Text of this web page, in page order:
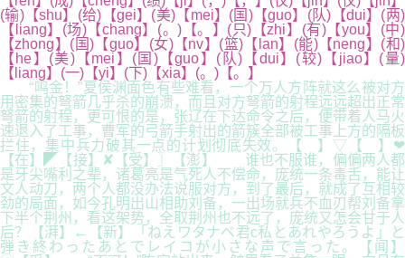
(输)【shu】(给)【gei】(美)【mei】(国)【guo】(队)【dui】(两)
【liang】(场)【chang】(。)【。】(只)【zhi】(有)【you】(中)
【zhong】(国)【guo】(女)【nv】(篮)【lan】(能)【neng】(和)
【he】(美)【mei】(国)【guo】(队)【dui】(较)【jiao】(量)
【liang】(一)【yi】(下)【xia】(。)【。】
“鸣金！”夏侯渊面色有些难看，一个万人方阵就这么被对方
用密集的弩箭几乎杀的崩溃，而且对方弩箭的射程远远超出正常
弩箭的射程，更可恨的是，张辽在下达命令之后，便带着人马火
速退入了工事，曹军的弓箭手射出的箭簇全部被工事上方的隔板
拦住，集中兵力破其一点的计划彻底失效。【 】▽【 】❤
【在】◤【接】✘【受】〗【澎】 谁也不服谁，偏偏两人都
是牙尖嘴利之辈，诸葛亮是气死人不偿命，庞统一条毒舌，能让
文人动刀，两个人都没办法说服对方，到了最后，就成了互相较
劲的局面，如今孔明出山相助刘备，一出场就兵不血刃帮刘备拿
下半个荆州，看这架势，全取荆州也不远了，庞统又怎会甘于人
后？【湃】←【新】「ねえワタナベ君c私とあれやろうよ」と
弾き終わったあとでレイコが小さな声で言った。【闻】